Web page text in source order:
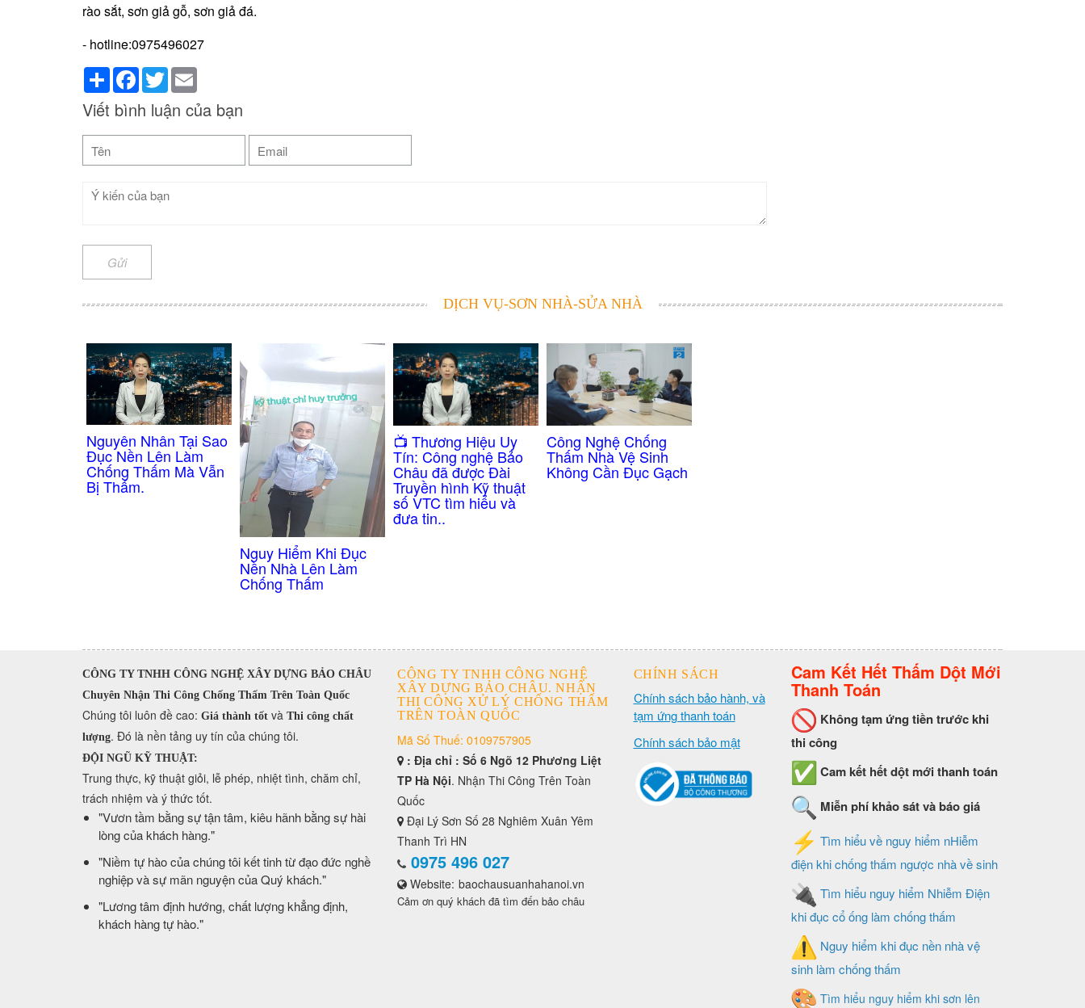
rào sắt, sơn giả gỗ, sơn giả đá.
- hotline:0975496027
ShareFacebook
Twitter
Viết bình luận của bạn
Gửi
DỊCH VỤ-SƠN NHÀ-SỬA NHÀ
Nguyên Nhân Tại Sao
Đục Nền Lên Làm
Chống Thấm Mà Vẫn
Bị Thấm.
Nguy Hiểm Khi Đục
Nền Nhà Lên Làm
Chống Thấm
​📺 Thương Hiệu Uy
Tín: Công nghệ Bảo
Châu đã được Đài
Truyền hình Kỹ thuật
số VTC tìm hiểu và
đưa tin..
Công Nghệ Chống
Thấm Nhà Vệ Sinh
Không Cần Đục Gạch
CÔNG TY TNHH CÔNG NGHỆ XÂY DỰNG BẢO CHÂU
Chuyên Nhận Thi Công Chống Thấm Trên Toàn Quốc
​Chúng tôi luôn đề cao: Giá thành tốt và Thi công chất
lượng. Đó là nền tảng uy tín của chúng tôi.
ĐỘI NGŨ KỸ THUẬT:
Trung thực, kỹ thuật giỏi, lễ phép, nhiệt tình, chăm chỉ,
trách nhiệm và ý thức tốt.
​"Vươn tầm bằng sự tận tâm, kiêu hãnh bằng sự hài
lòng của khách hàng."
​"Niềm tự hào của chúng tôi kết tinh từ đạo đức nghề
nghiệp và sự mãn nguyện của Quý khách."
​"Lương tâm định hướng, chất lượng khẳng định,
khách hàng tự hào."
CÔNG TY TNHH CÔNG NGHỆ
XÂY DỰNG BẢO CHÂU. NHẬN
THI CÔNG XỬ LÝ CHỐNG THẤM
TRÊN TOÀN QUỐC
Mã Số Thuế: 0109757905
: Địa chỉ : Số 6 Ngõ 12 Phương Liệt
TP Hà Nội. Nhận Thi Công Trên Toàn
Quốc
Đại Lý Sơn Số 28 Nghiêm Xuân Yêm
Thanh Trì HN
0975 496 027
Website: baochausuanhahanoi.vn
Cảm ơn quý khách đã tìm đến bảo châu
CHÍNH SÁCH
Chính sách bảo hành, và
tạm ứng thanh toán
Chính sách bảo mật
Cam Kết Hết Thấm Dột Mới
Thanh Toán
Không tạm ứng tiền trước khi
thi công
Cam kết hết dột mới thanh toán
Miễn phí khảo sát và báo giá
Tìm hiểu về nguy hiểm nHiễm
điện khi chống thấm ngược nhà về sinh
Tìm hiểu nguy hiểm Nhiễm Điện
khi đục cổ ống làm chống thấm
Nguy hiểm khi đục nền nhà vệ
sinh làm chống thấm
Tìm hiểu nguy hiểm khi sơn lên